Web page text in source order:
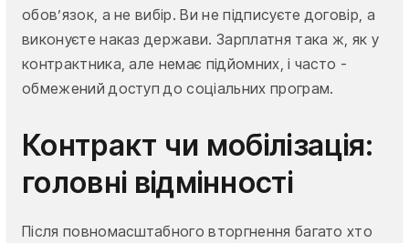
обов’язок, а не вибір. Ви не підписуєте договір, а
виконуєте наказ держави. Зарплатня така ж, як у
контрактника, але немає підйомних, і часто -
обмежений доступ до соціальних програм.
Контракт чи мобілізація:
головні відмінності
Після повномасштабного вторгнення багато хто